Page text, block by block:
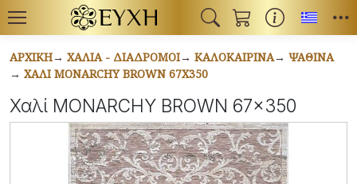
ΑΡΧΙΚΉ ΧΑΛΙΆ - ΔΙΆΔΡΟΜΟΙ ΚΑΛΟΚΑΙΡΙΝΆ
ΨΆΘΙΝΑ
ΧΑΛΊ MONARCHY BROWN 67X350
Χαλί MONARCHY BROWN 67x350